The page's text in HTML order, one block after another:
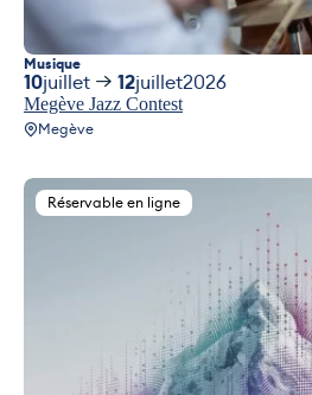
Musique
10juillet 12juillet2026
Megève Jazz Contest
Megève
Réservable en ligne